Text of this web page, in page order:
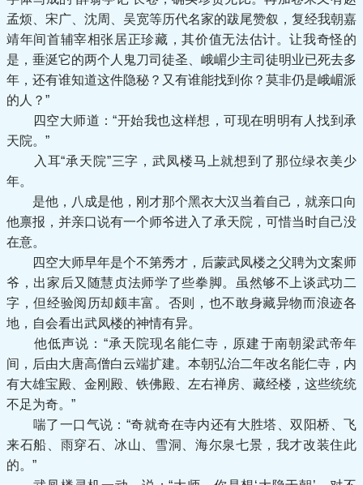
孟烦、宋广、沈周、吴宽等历代名家的跋尾赞叙，复经我朝嘉
靖年间首辅宰相张居正珍藏，其价值无法估计。让我奇怪的
是，垂涎它的两个人鬼刀司徒圣、峨嵋少主司徒明业已死去多
年，还有谁知道这件隐秘？又有谁能找到你？莫非仍是峨嵋派
的人？”
四空大师道：“开始我也这样想，可现在明明有人找到承
天院。”
入耳“承天院”三字，武凤楼马上就想到了那位绿衣美少
年。
是他，八成是他，刚才那个黑衣大汉当着自己，就亲口向
他禀报，并亲口说有一个师爷进入了承天院，可惜当时自己没
在意。
四空大师早年是个不第秀才，后蒙武凤楼之父聘为文案师
爷，出家后又随慧贞法师学了些拳脚。虽然够不上谈武功二
字，但经验阅历却颇丰富。否则，也不敢身藏异物而浪迹各
地，自会看出武凤楼的神情有异。
他低声说：“承天院现名能仁寺，原建于南朝梁武帝年
间，后由大唐高僧白云端扩建。本朝弘治二年改名能仁寺，内
有大雄宝殿、金刚殿、铁佛殿、左右禅房、藏经楼，这些统统
不足为奇。”
喘了一口气说：“奇就奇在寺内还有大胜塔、双阳桥、飞
来石船、雨穿石、冰山、雪洞、海尔泉七景，我才改装住此
的。”